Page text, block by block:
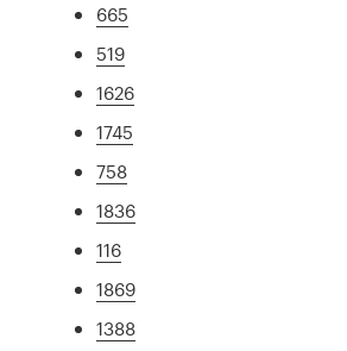
665
519
1626
1745
758
1836
116
1869
1388